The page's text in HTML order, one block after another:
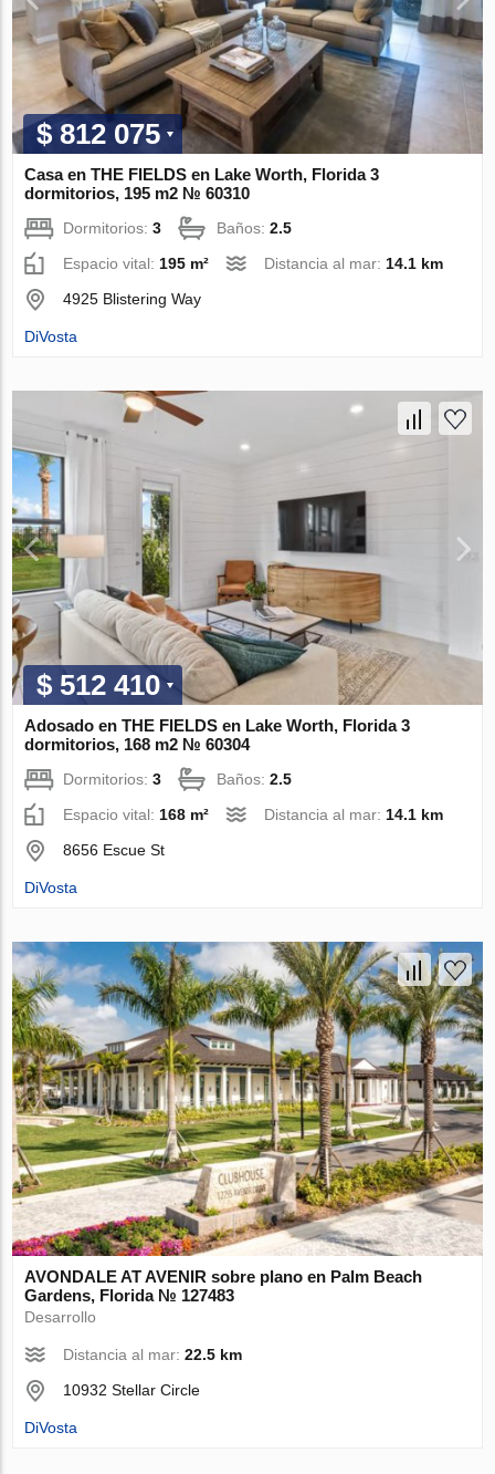
$ 812 075
Casa en THE FIELDS en Lake Worth, Florida 3
dormitorios, 195 m2 № 60310
Dormitorios:3 Baños:2.5
Espacio vital: 195 m² Distancia al mar: 14.1 km
4925 Blistering Way
DiVosta
$ 512 410
Adosado en THE FIELDS en Lake Worth, Florida 3
dormitorios, 168 m2 № 60304
Dormitorios:3 Baños:2.5
Espacio vital: 168 m² Distancia al mar: 14.1 km
8656 Escue St
DiVosta
AVONDALE AT AVENIR sobre plano en Palm Beach
Gardens, Florida № 127483
Desarrollo
Distancia al mar:22.5 km
10932 Stellar Circle
DiVosta